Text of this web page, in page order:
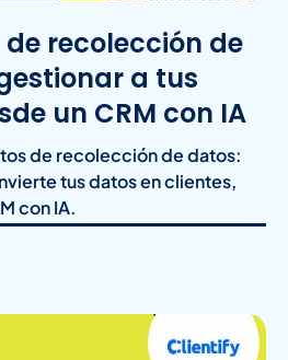
recolección de
a tus
un CRM con IA
de recolección de datos:
tus datos en clientes,
con IA.